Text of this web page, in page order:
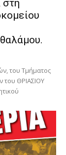
στη
του Τμήματος
του ΘΡΙΑΣΙΟΥ